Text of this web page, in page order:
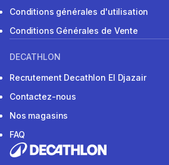
Conditions générales d'utilisation
Conditions Générales de Vente
DECATHLON
Recrutement Decathlon El Djazair
Contactez-nous
Nos magasins
FAQ